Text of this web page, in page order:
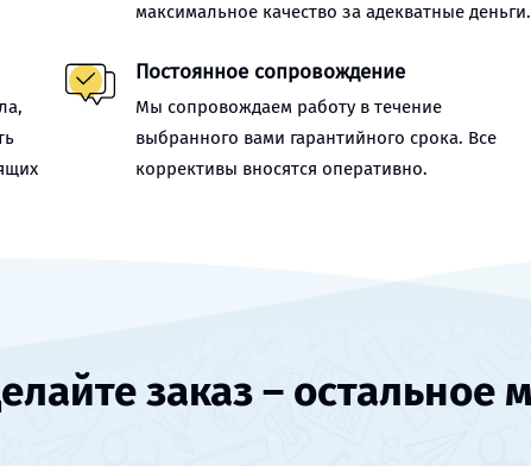
максимальное качество за адекватные деньги.
Постоянное сопровождение
Мы сопровождаем работу в течение
выбранного вами гарантийного срока. Все
коррективы вносятся оперативно.
заказ – остальное